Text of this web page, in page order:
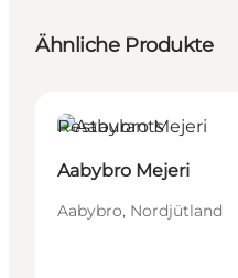
Ähnliche Produkte
Restaurants
Aabybro Mejeri
Aabybro, Nordjütland